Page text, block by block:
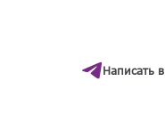
Написать